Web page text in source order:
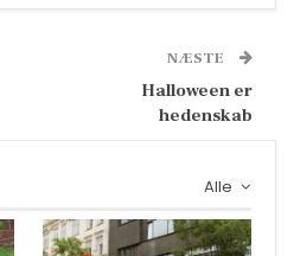
NÆSTE
Halloween er
hedenskab
Alle